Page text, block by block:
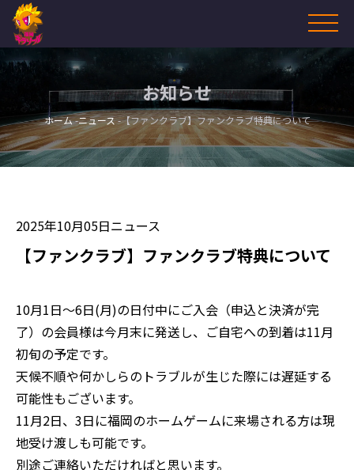
お知らせ
ホーム ニュース 【ファンクラブ】ファンクラブ特典について
2025年10月05日ニュース
【ファンクラブ】ファンクラブ特典について
10月1日～6日(月)の日付中にご入会（申込と決済が完
了）の会員様は今月末に発送し、ご自宅への到着は11月
初旬の予定です。
天候不順や何かしらのトラブルが生じた際には遅延する
可能性もございます。
11月2日、3日に福岡のホームゲームに来場される方は現
地受け渡しも可能です。
別途ご連絡いただければと思います。